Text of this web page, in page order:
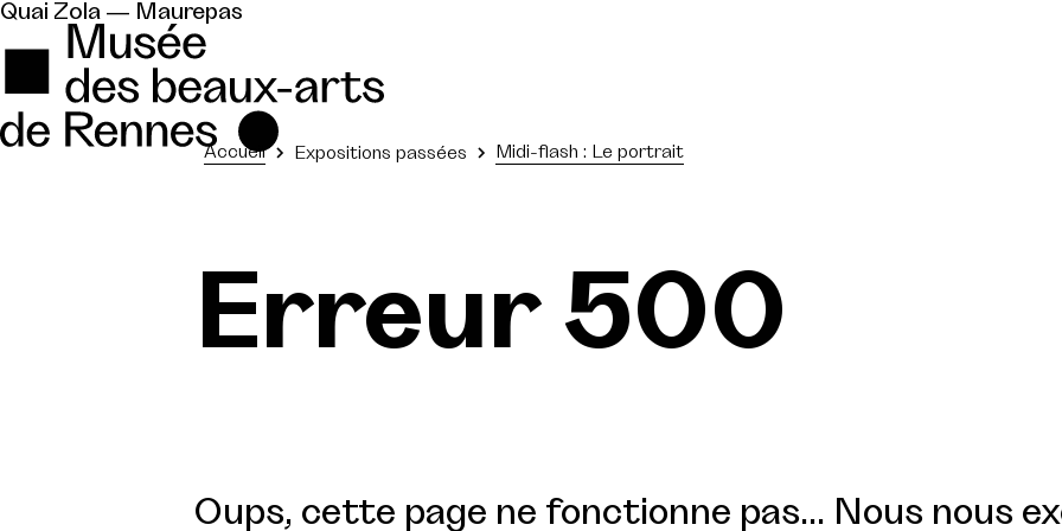
Quai Zola — Maurepas
Accueil Expositions passées Midi-flash : Le portrait
Erreur 500
Oups, cette page ne fonctionne pas... Nous nous